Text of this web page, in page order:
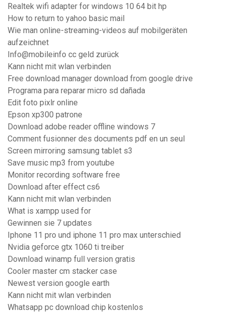
Realtek wifi adapter for windows 10 64 bit hp
How to return to yahoo basic mail
Wie man online-streaming-videos auf mobilgeräten
aufzeichnet
Info@mobileinfo cc geld zurück
Kann nicht mit wlan verbinden
Free download manager download from google drive
Programa para reparar micro sd dañada
Edit foto pixlr online
Epson xp300 patrone
Download adobe reader offline windows 7
Comment fusionner des documents pdf en un seul
Screen mirroring samsung tablet s3
Save music mp3 from youtube
Monitor recording software free
Download after effect cs6
Kann nicht mit wlan verbinden
What is xampp used for
Gewinnen sie 7 updates
Iphone 11 pro und iphone 11 pro max unterschied
Nvidia geforce gtx 1060 ti treiber
Download winamp full version gratis
Cooler master cm stacker case
Newest version google earth
Kann nicht mit wlan verbinden
Whatsapp pc download chip kostenlos